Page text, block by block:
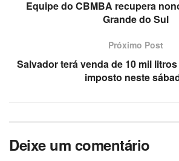
Equipe do CBMBA recupera
Grande do Sul
Próximo Post
Salvador terá venda de 10 mil
imposto neste
Deixe um comentário